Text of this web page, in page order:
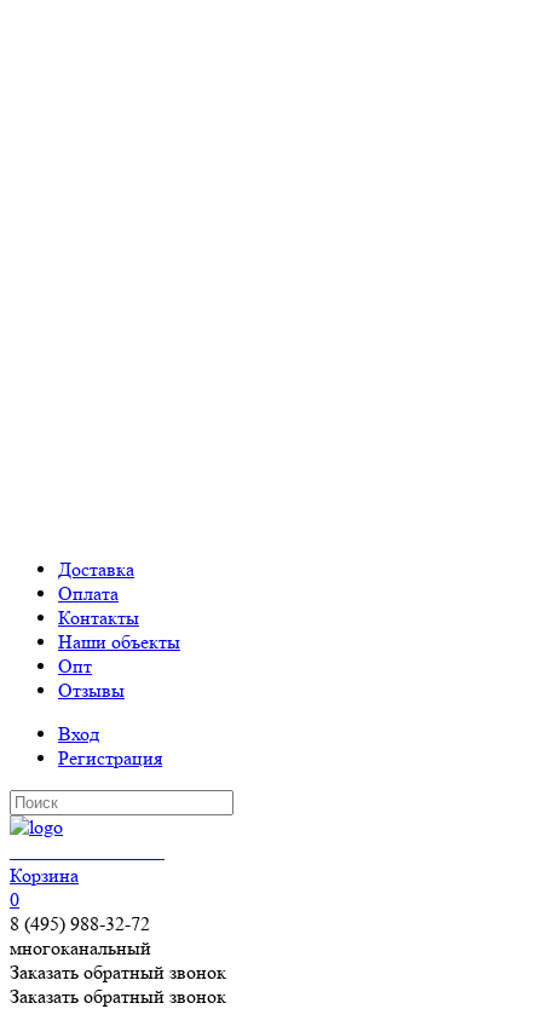
Доставка
Оплата
Контакты
Наши объекты
Опт
Отзывы
Вход
Регистрация
Корзина
0
8 (495) 988-32-72
многоканальный
Заказать обратный звонок
Заказать обратный звонок